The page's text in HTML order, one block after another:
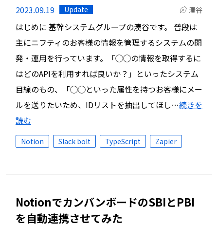
2023.09.19 Update 湊谷
はじめに 基幹システムグループの湊谷です。 普段は
主にニフティのお客様の情報を管理するシステムの開
発・運用を行っています。「◯◯の情報を取得するに
はどのAPIを利用すれば良いか？」といったシステム
目線のもの、「◯◯といった属性を持つお客様にメー
ルを送りたいため、IDリストを抽出してほし…続きを
読む
Notion Slack bolt TypeScript Zapier
NotionでカンバンボードのSBIとPBI
を自動連携させてみた